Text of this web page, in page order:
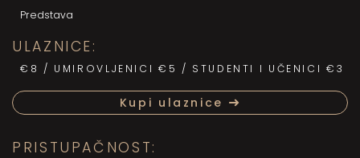
Predstava
ULAZNICE:
€8 / UMIROVLJENICI €5 / STUDENTI I UČENICI €3
Kupi ulaznice
PRISTUPAČNOST: